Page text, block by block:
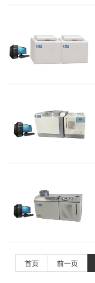
首页 前一页